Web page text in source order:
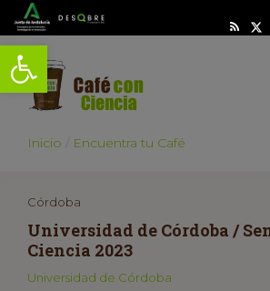
Abrir barra de herramientas
Inicio Encuentra tu Café
Córdoba
Universidad de Córdoba /
Ciencia 2023
Universidad de Córdoba